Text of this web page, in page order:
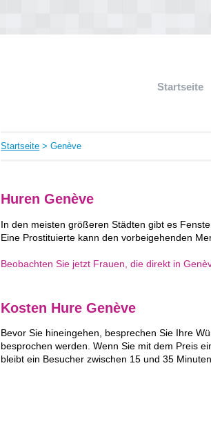
Startseite
Startseite > Genève
Huren Genève
In den meisten größeren Städten gibt es
Eine Prostituierte kann den vorbeigehenden
Beobachten Sie jetzt Frauen, die direkt in
Kosten Hure Genève
Bevor Sie hineingehen, besprechen Sie Ihre
besprochen werden. Wenn Sie mit dem Preis
bleibt ein Besucher zwischen 15 und 35